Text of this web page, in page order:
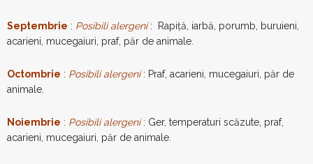
Septembrie : Posibili alergeni: Rapiță, iarbă, porumb, buruieni,
acarieni, mucegaiuri, praf, păr de animale.
Octombrie : Posibili alergeni: Praf, acarieni, mucegaiuri, păr de
animale.
Noiembrie : Posibili alergeni: Ger, temperaturi scăzute, praf,
acarieni, mucegaiuri, păr de animale.